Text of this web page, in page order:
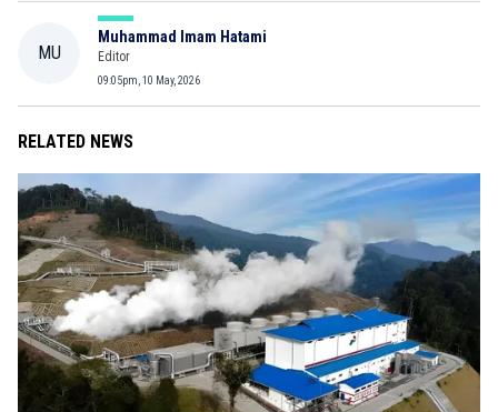
MU
Muhammad Imam Hatami
Editor
09:05pm, 10 May, 2026
RELATED NEWS